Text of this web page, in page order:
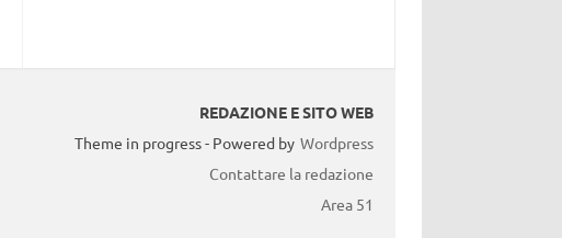
REDAZIONE E SITO WEB
Theme in progress - Powered by Wordpress
Contattare la redazione
Area 51